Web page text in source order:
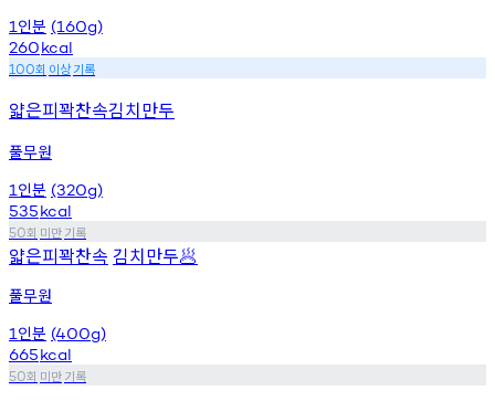
1 인분 (160g)
260kcal
100회 이상기록
얇은피꽉찬속김치만두
풀무원
1 인분 (320g)
535kcal
50회 미만기록
얇은피꽉찬속 김치만두🥟
풀무원
1 인분 (400g)
665kcal
50회 미만기록